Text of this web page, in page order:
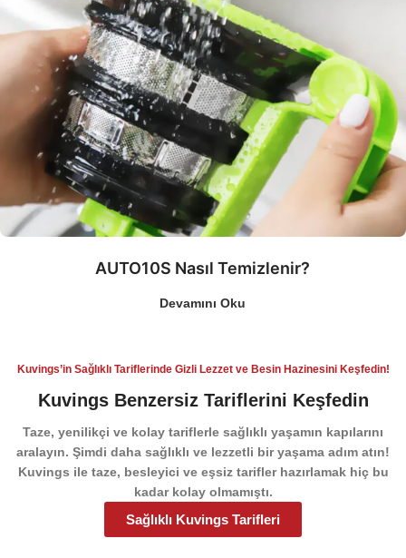
AUTO10S Nasıl Temizlenir?
Devamını Oku
Kuvings’in Sağlıklı Tariflerinde Gizli Lezzet ve Besin Hazinesini Keşfedin!
Kuvings Benzersiz Tariflerini Keşfedin
Taze, yenilikçi ve kolay tariflerle sağlıklı yaşamın kapılarını
aralayın. Şimdi daha sağlıklı ve lezzetli bir yaşama adım atın!
Kuvings ile taze, besleyici ve eşsiz tariflerhazırlamak hiç bu
kadar kolay olmamıştı.
Sağlıklı Kuvings Tarifleri